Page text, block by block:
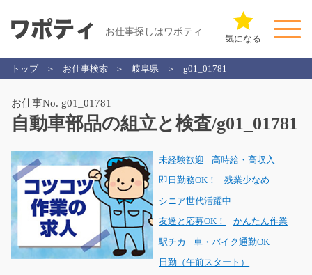
お仕事探しはワポティ
気になる
トップ お仕事検索 岐阜県 g01_01781
お仕事No. g01_01781
自動車部品の組立と検査/g01_01781
未経験歓迎 高時給・高収入
即日勤務OK！ 残業少なめ
シニア世代活躍中
友達と応募OK！ かんたん作業
駅チカ 車・バイク通勤OK
日勤（午前スタート）